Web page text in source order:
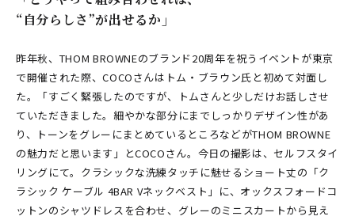
“自分らしさ”が出せるか――」
昨年秋、THOM BROWNEのブランド20周年を祝うイベントが東京
で開催された際、COCOさんはトム・ブラウン氏と初めて対面し
た。「すごく緊張したのですが、トムさんと少しだけお話しさせ
ていただきました。細やかな部分にまでしっかりデザイン性があ
り、トーンをグレーにまとめているところなどがTHOM BROWNE
の魅力だと思います」とCOCOさん。今日の撮影は、セルフスタイ
リングにて。クラシックな洗練タッチに魅せるショート丈の「ク
ラシック ケーブル 4BAR Vネックベスト」に、オックスフォードコ
ットンのシャツドレスを合わせ、グレーのミニスカートから見え